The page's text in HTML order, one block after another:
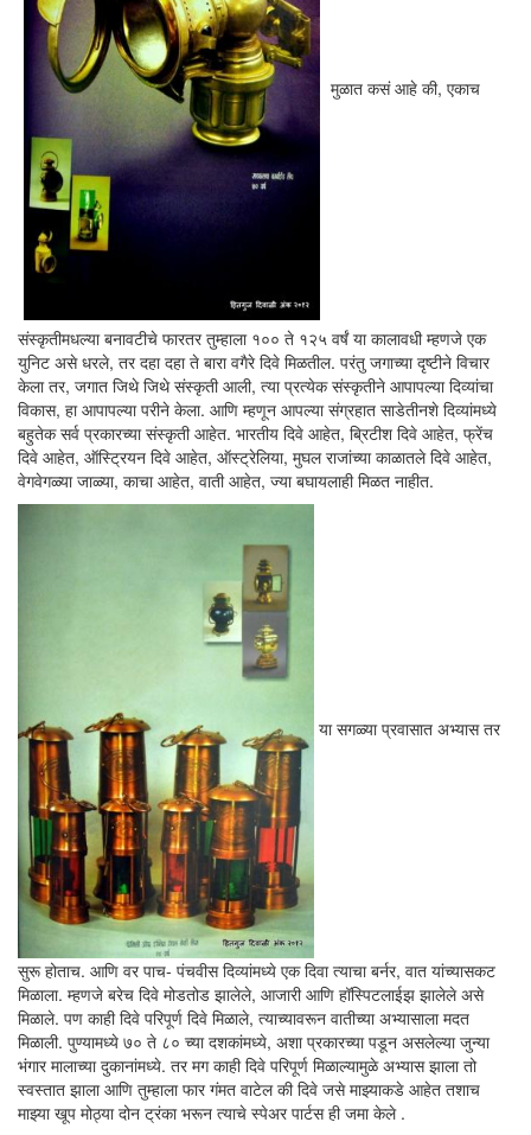
मुळात कसं आहे की, एकाच
संस्कृतीमधल्या बनावटीचे फारतर तुम्हाला १०० ते १२५ वर्षं या कालावधी म्हणजे एक
युनिट असे धरले, तर दहा दहा ते बारा वगैरे दिवे मिळतील. परंतु जगाच्या दृष्टीने विचार
केला तर, जगात जिथे जिथे संस्कृती आली, त्या प्रत्येक संस्कृतीने आपापल्या दिव्यांचा
विकास, हा आपापल्या परीने केला. आणि म्हणून आपल्या संग्रहात साडेतीनशे दिव्यांमध्ये
बहुतेक सर्व प्रकारच्या संस्कृती आहेत. भारतीय दिवे आहेत, ब्रिटीश दिवे आहेत, फ्रेंच
दिवे आहेत, ऑस्ट्रियन दिवे आहेत, ऑस्ट्रेलिया, मुघल राजांच्या काळातले दिवे आहेत,
वेगवेगळ्या जाळ्या, काचा आहेत, वाती आहेत, ज्या बघायलाही मिळत नाहीत.
या सगळ्या प्रवासात अभ्यास तर
सुरू होताच. आणि वर पाच- पंचवीस दिव्यांमध्ये एक दिवा त्याचा बर्नर, वात यांच्यासकट
मिळाला. म्हणजे बरेच दिवे मोडतोड झालेले, आजारी आणि हॉस्पिटलाईझ झालेले असे
मिळाले. पण काही दिवे परिपूर्ण दिवे मिळाले, त्याच्यावरून वातीच्या अभ्यासाला मदत
मिळाली. पुण्यामध्ये ७० ते ८० च्या दशकांमध्ये, अशा प्रकारच्या पडून असलेल्या जुन्या
भंगार मालाच्या दुकानांमध्ये. तर मग काही दिवे परिपूर्ण मिळाल्यामुळे अभ्यास झाला तो
स्वस्तात झाला आणि तुम्हाला फार गंमत वाटेल की दिवे जसे माझ्याकडे आहेत तशाच
माझ्या खूप मोठ्या दोन ट्रंका भरून त्याचे स्पेअर पार्टस ही जमा केले .